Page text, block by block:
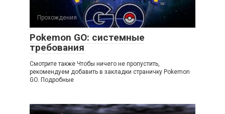
Прохождения
Pokemon GO: cистемные
требования
Смотрите также Чтобы ничего не пропустить,
рекомендуем добавить в закладки страничку Pokemon
GO. Подробные